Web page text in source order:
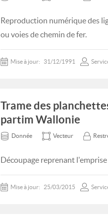
Reproduction numérique des
ou voies de chemin de fer.
Mise à jour: 31/12/1991
Trame des
partim Wallonie
Donnée Vecteur
Découpage reprenant
Mise à jour: 25/03/2015